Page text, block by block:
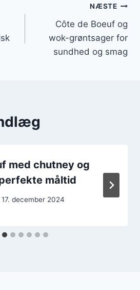
NÆSTE
Côte de Boeuf og
wok-grøntsager for
sundhed og smag
med chutney og
måltid
17. december 2024